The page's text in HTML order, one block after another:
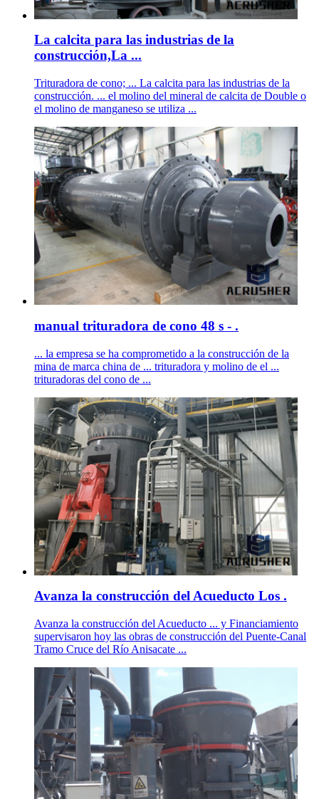
La calcita para las industrias de la
construcción,La ...
Trituradora de cono; ... La calcita para las industrias de la
construcción. ... el molino del mineral de calcita de Double o
el molino de manganeso se utiliza ...
manual trituradora de cono 48 s - .
... la empresa se ha comprometido a la construcción de la
mina de marca china de ... trituradora y molino de el ...
trituradoras del cono de ...
Avanza la construcción del Acueducto Los .
Avanza la construcción del Acueducto ... y Financiamiento
supervisaron hoy las obras de construcción del Puente-Canal
Tramo Cruce del Río Anisacate ...